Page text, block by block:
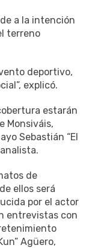
a la intención
terreno
deportivo,
explicó.
estarán
Monsiváis,
Sebastián “El
de
ellos será
por el actor
entrevistas con
Agüero,